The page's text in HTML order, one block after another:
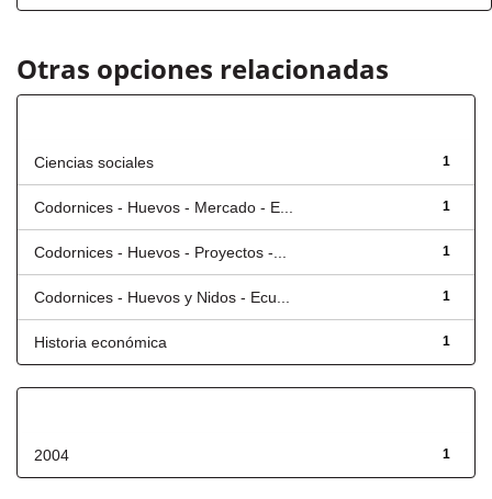
Otras opciones relacionadas
1
Ciencias sociales
1
Codornices - Huevos - Mercado - E...
1
Codornices - Huevos - Proyectos -...
1
Codornices - Huevos y Nidos - Ecu...
1
Historia económica
1
2004